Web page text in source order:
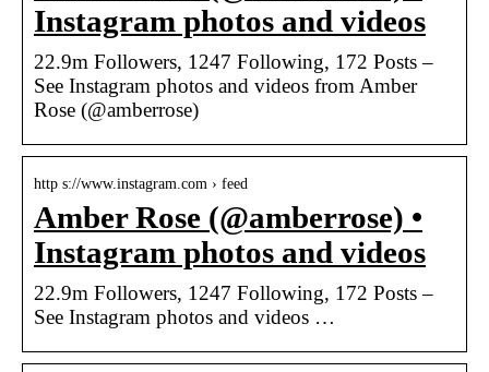
Instagram photos and videos
22.9m Followers, 1247 Following, 172 Posts –
See Instagram photos and videos from Amber
Rose (@amberrose)
http s://www.instagram.com › feed
Amber Rose (@amberrose) •
Instagram photos and videos
22.9m Followers, 1247 Following, 172 Posts –
See Instagram photos and videos …